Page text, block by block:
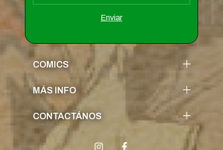
COMICS
MÁS INFO
CONTACTÁNOS